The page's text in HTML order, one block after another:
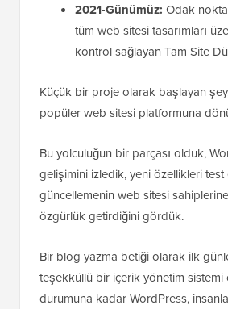
2021-Günümüz: Odak
tüm web sitesi tasarımları
kontrol sağlayan Tam Site
Küçük bir proje olarak başlayan
popüler web sitesi platformuna
Bu yolculuğun bir parçası olduk,
gelişimini izledik, yeni özellikleri
güncellemenin web sitesi
özgürlük getirdiğini gördük.
Bir blog yazma betiği olarak ilk
teşekküllü bir içerik yönetim sistemi
durumuna kadar WordPress,